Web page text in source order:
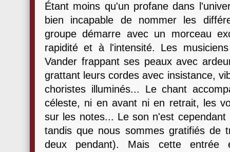
Étant moins qu'un profane dans
bien incapable de nommer les
groupe démarre avec un morceau
rapidité et à l'intensité. Les
Vander frappant ses peaux avec
grattant leurs cordes avec insistance,
choristes illuminés... Le chant
céleste, ni en avant ni en retrait, les
sur les notes... Le son n'est
tandis que nous sommes gratifiés de
deux pendant). Mais cette